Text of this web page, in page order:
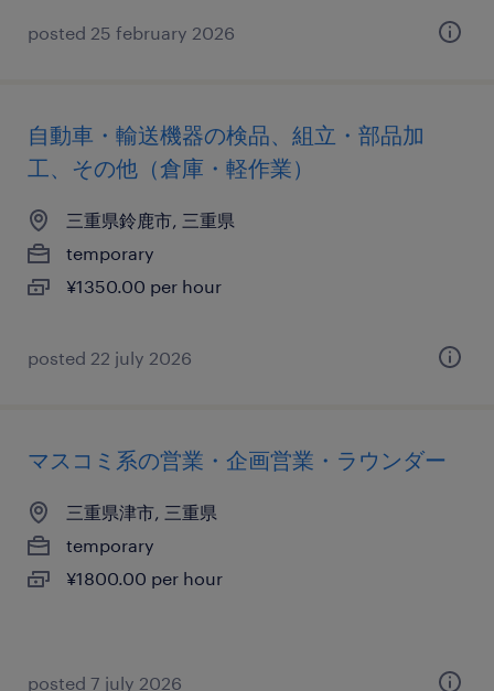
posted 25 february 2026
自動車・輸送機器の検品、組立・部品加
工、その他（倉庫・軽作業）
三重県鈴鹿市, 三重県
temporary
¥1350.00 per hour
posted 22 july 2026
マスコミ系の営業・企画営業・ラウンダー
三重県津市, 三重県
temporary
¥1800.00 per hour
posted 7 july 2026